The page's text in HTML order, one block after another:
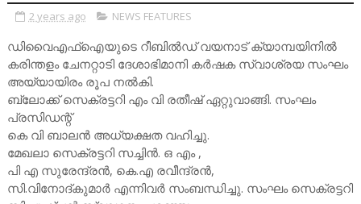
2 years ago NEWS FEATURES
ഡിവൈഎഫ്ഐയുടെ റീബിൽഡ് വയനാട് ക്യാമ്പയിനിൽ
കരിന്തളം ചേനറ്റാടി ദേശാഭിമാനി കർഷക സ്വാശ്രയ സംഘം
അയ്യായിരം രൂപ നൽകി.
ബ്ലോക്ക് സെക്രട്ടറി എം വി രതീഷ് ഏറ്റുവാങ്ങി. സംഘം
പ്രസിഡന്റ്
കെ വി ബാലൻ അധ്യക്ഷത വഹിച്ചു.
മേഖലാ സെക്രട്ടറി സച്ചിൻ. ഒ എം ,
പി എ സുരേന്ദ്രൻ, കെ.എ രവീന്ദ്രൻ,
സി.വിനോദ്കുമാർ എന്നിവർ സംബന്ധിച്ചു. സംഘം സെക്രട്ടറി